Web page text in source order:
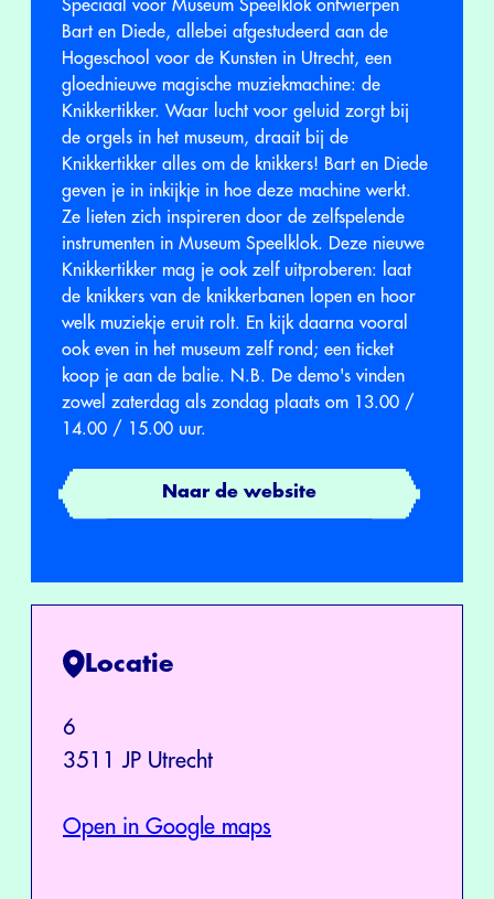
Speciaal voor Museum Speelklok ontwierpen
Bart en Diede, allebei afgestudeerd aan de
Hogeschool voor de Kunsten in Utrecht, een
gloednieuwe magische muziekmachine: de
Knikkertikker. Waar lucht voor geluid zorgt bij
de orgels in het museum, draait bij de
Knikkertikker alles om de knikkers! Bart en Diede
geven je in inkijkje in hoe deze machine werkt.
Ze lieten zich inspireren door de zelfspelende
instrumenten in Museum Speelklok. Deze nieuwe
Knikkertikker mag je ook zelf uitproberen: laat
de knikkers van de knikkerbanen lopen en hoor
welk muziekje eruit rolt. En kijk daarna vooral
ook even in het museum zelf rond; een ticket
koop je aan de balie. N.B. De demo's vinden
zowel zaterdag als zondag plaats om 13.00 /
14.00 / 15.00 uur.
Naar de website
Locatie
6
3511 JP Utrecht
Open in Google maps